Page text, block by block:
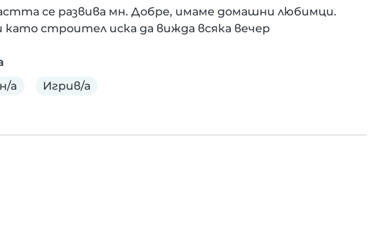
се развива мн. Добре, имаме домашни любимци.
строител иска да вижда всяка вечер
а Игрив/а